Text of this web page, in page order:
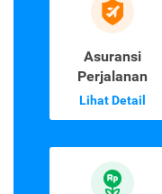
Asuransi
Perjalanan
Lihat Detail